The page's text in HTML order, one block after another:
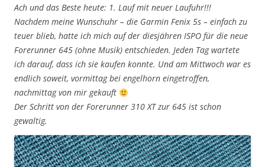
Ach und das Beste heute: 1. Lauf mit neuer Laufuhr!!!
Nachdem meine Wunschuhr – die Garmin Fenix 5s – einfach zu
teuer blieb, hatte ich mich auf der diesjähren ISPO für die neue
Forerunner 645 (ohne Musik) entschieden. Jeden Tag wartete
ich darauf, dass ich sie kaufen konnte. Und am Mittwoch war es
endlich soweit, vormittag bei engelhorn eingetroffen,
nachmittag von mir gekauft
Der Schritt von der Forerunner 310 XT zur 645 ist schon
gewaltig.